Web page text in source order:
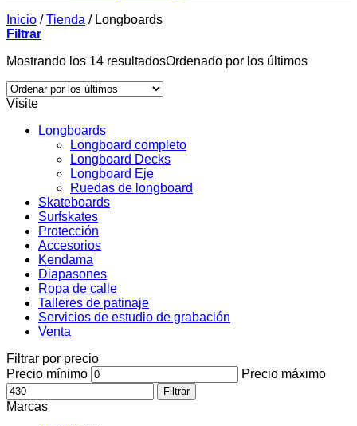
Inicio / Tienda /Longboards
Filtrar
Mostrando los 14 resultadosOrdenado por los últimos
Visite
Longboards
Longboard completo
Longboard Decks
Longboard Eje
Ruedas de longboard
Skateboards
Surfskates
Protección
Accesorios
Kendama
Diapasones
Ropa de calle
Talleres de patinaje
Servicios de estudio de grabación
Venta
Filtrar por precio
Precio mínimo
Precio máximo
Filtrar
Marcas